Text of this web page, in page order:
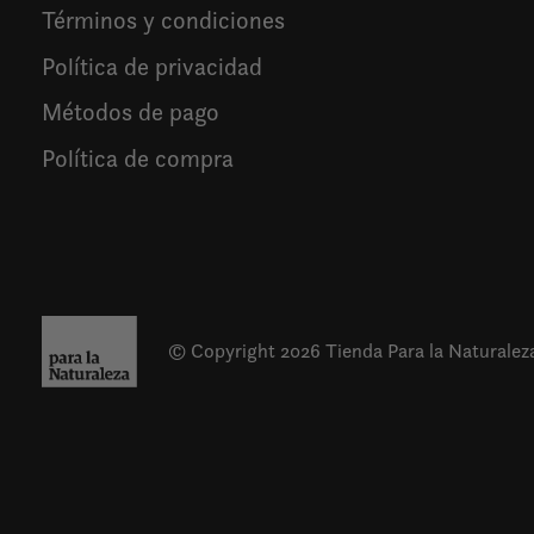
Términos y condiciones
Política de privacidad
Métodos de pago
Política de compra
© Copyright 2026 Tienda Para la